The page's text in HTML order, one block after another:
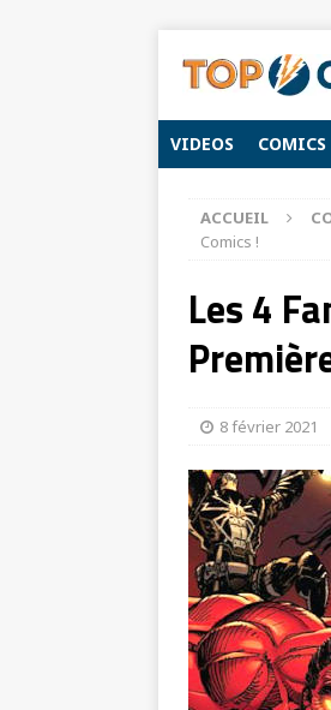
VIDEOS COMICS
ACCUEIL
Comics !
Les 4
8 février 2021